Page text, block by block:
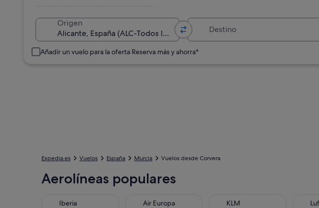
Origen
Añadir un vuelo para la oferta Reserva más y ahorra*
Expedia.es Vuelos España Murcia Vuelos desde Corvera
Aerolíneas populares
Iberia Air Europa KLM